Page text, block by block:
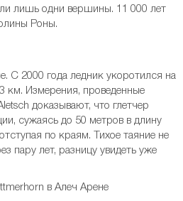
лишь одни вершины. 11 000 лет
Роны.
С 2000 года ледник укоротился на
км. Измерения, проведенные
доказывают, что глетчер
сужаясь до 50 метров в длину
по краям. Тихое таяние не
пару лет, разницу увидеть уже